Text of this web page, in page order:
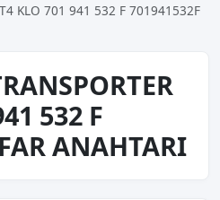
T4 KLO 701 941 532 F 701941532F
532 F
ANAHTARI